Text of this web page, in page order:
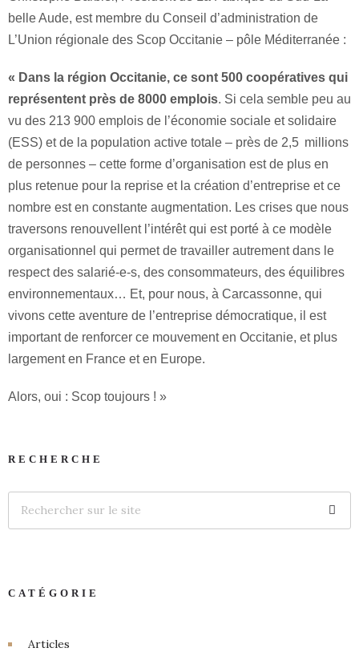
belle Aude, est membre du Conseil d’administration de
L’Union régionale des Scop Occitanie – pôle Méditerranée :
« Dans la région Occitanie, ce sont 500 coopératives qui
représentent près de 8000 emplois. Si cela semble peu au
vu des 213 900 emplois de l’économie sociale et solidaire
(ESS) et de la population active totale – près de 2,5 millions
de personnes – cette forme d’organisation est de plus en
plus retenue pour la reprise et la création d’entreprise et ce
nombre est en constante augmentation. Les crises que nous
traversons renouvellent l’intérêt qui est porté à ce modèle
organisationnel qui permet de travailler autrement dans le
respect des salarié-e-s, des consommateurs, des équilibres
environnementaux… Et, pour nous, à Carcassonne, qui
vivons cette aventure de l’entreprise démocratique, il est
important de renforcer ce mouvement en Occitanie, et plus
largement en France et en Europe.
Alors, oui : Scop toujours ! »
RECHERCHE
CATÉGORIE
Articles